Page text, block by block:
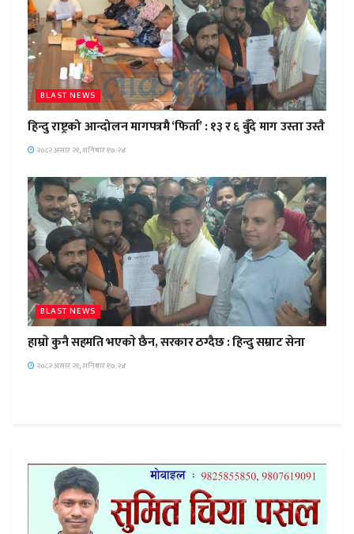
BLAST NEWS
हिन्दु राष्ट्रको आन्दोलन मागपत्रमै ‘फिर्ता’ : १३ र ६ बुँदे माग उस्ता उस्तै
२०८२ असार २१, शनिबार १७:२४
BLAST NEWS
हाम्राे कुनै सहमति भएकाे छैन, सरकार ठग्दैछ : हिन्दु सम्राट सेना
२०८२ असार २१, शनिबार १७:२४